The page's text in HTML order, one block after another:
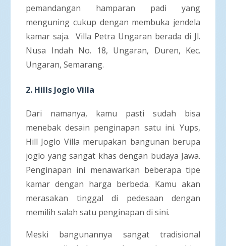
pemandangan hamparan padi yang
menguning cukup dengan membuka jendela
kamar saja. Villa Petra Ungaran berada di Jl.
Nusa Indah No. 18, Ungaran, Duren, Kec.
Ungaran, Semarang.
2. Hills Joglo Villa
Dari namanya, kamu pasti sudah bisa
menebak desain penginapan satu ini. Yups,
Hill Joglo Villa merupakan bangunan berupa
joglo yang sangat khas dengan budaya Jawa.
Penginapan ini menawarkan beberapa tipe
kamar dengan harga berbeda. Kamu akan
merasakan tinggal di pedesaan dengan
memilih salah satu penginapan di sini.
Meski bangunannya sangat tradisional